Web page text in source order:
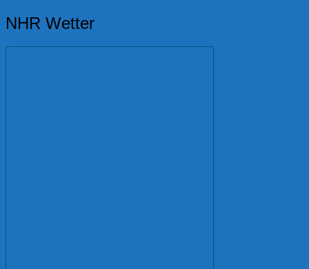
NHR Wetter